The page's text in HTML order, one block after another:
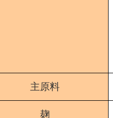
主原料
麹